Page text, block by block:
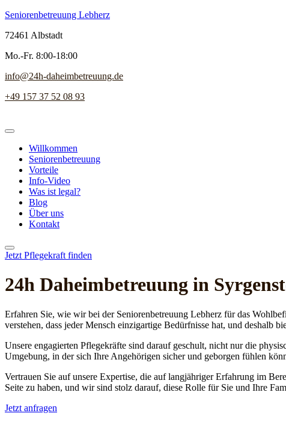
Seniorenbetreuung Lebherz
72461 Albstadt
Mo.-Fr. 8:00-18:00
info@24h-daheimbetreuung.de
+49 157 37 52 08 93
Willkommen
Seniorenbetreuung
Vorteile
Info-Video
Was ist legal?
Blog
Über uns
Kontakt
Jetzt Pflegekraft finden
24h Daheim­betreuung in
Erfahren Sie, wie wir bei der Seniorenbetreuung Lebherz für das
verstehen, dass jeder Mensch einzigartige Bedürfnisse hat, und deshalb
Unsere engagierten Pflegekräfte sind darauf geschult, nicht nur die
Umgebung, in der sich Ihre Angehörigen sicher und geborgen fühlen
Vertrauen Sie auf unsere Expertise, die auf langjähriger Erfahrung im
Seite zu haben, und wir sind stolz darauf, diese Rolle für Sie und Ihre
Jetzt anfragen